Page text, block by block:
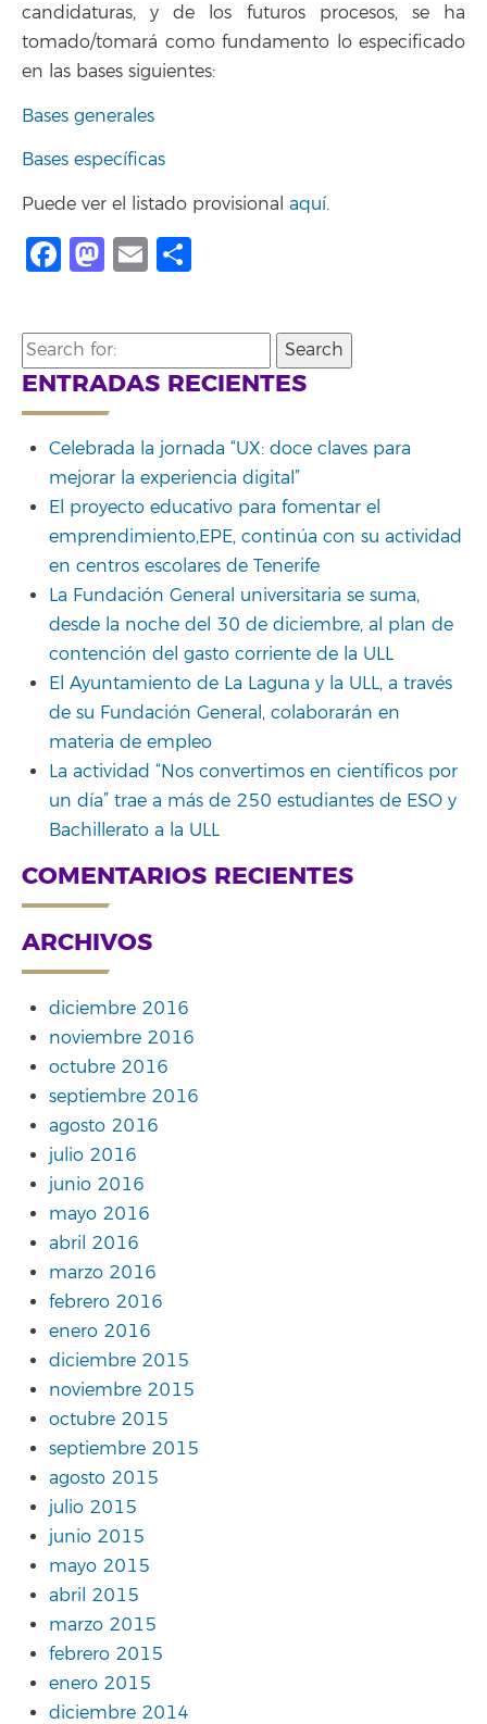
candidaturas, y de los futuros procesos, se ha
tomado/tomará como fundamento lo especificado
en las bases siguientes:
Bases generales
Bases específicas
Puede ver el listado provisional aquí.
Facebook
Mastodon
Email
Search
for:
ENTRADAS RECIENTES
Celebrada la jornada “UX: doce claves para
mejorar la experiencia digital”
El proyecto educativo para fomentar el
emprendimiento,EPE, continúa con su actividad
en centros escolares de Tenerife
La Fundación General universitaria se suma,
desde la noche del 30 de diciembre, al plan de
contención del gasto corriente de la ULL
El Ayuntamiento de La Laguna y la ULL, a través
de su Fundación General, colaborarán en
materia de empleo
La actividad “Nos convertimos en científicos por
un día” trae a más de 250 estudiantes de ESO y
Bachillerato a la ULL
COMENTARIOS RECIENTES
ARCHIVOS
diciembre 2016
noviembre 2016
octubre 2016
septiembre 2016
agosto 2016
julio 2016
junio 2016
mayo 2016
abril 2016
marzo 2016
febrero 2016
enero 2016
diciembre 2015
noviembre 2015
octubre 2015
septiembre 2015
agosto 2015
julio 2015
junio 2015
mayo 2015
abril 2015
marzo 2015
febrero 2015
enero 2015
diciembre 2014